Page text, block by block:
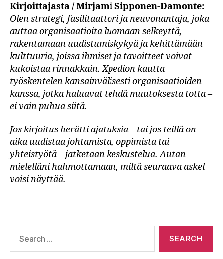
Kirjoittajasta / Mirjami Sipponen-Damonte:
Olen strategi, fasilitaattori ja neuvonantaja, joka
auttaa organisaatioita luomaan selkeyttä,
rakentamaan uudistumiskykyä ja kehittämään
kulttuuria, joissa ihmiset ja tavoitteet voivat
kukoistaa rinnakkain. Xpedion kautta
työskentelen kansainvälisesti organisaatioiden
kanssa, jotka haluavat tehdä muutoksesta totta –
ei vain puhua siitä.
Jos kirjoitus herätti ajatuksia – tai jos teillä on
aika uudistaa johtamista, oppimista tai
yhteistyötä – jatketaan keskustelua.Autan
mielelläni hahmottamaan, miltä seuraava askel
voisi näyttää.
Search
for: